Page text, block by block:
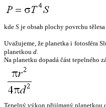
kde S je obsah plochy povrchu
Uvažujeme, že planetka i fotosféra
planetkou d.
Na planetku dopadá část tepelného
Tepelný výkon přijímaný planetkou